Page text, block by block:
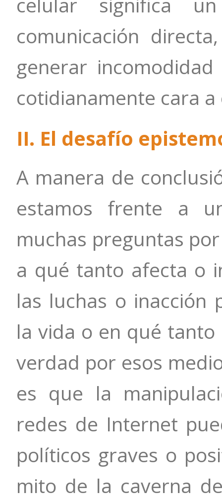
comunicación
generar
cotidianamente cara a
II. El desafío
A manera de
estamos frente a
muchas preguntas
a qué tanto afecta o
las luchas o inacción
la vida o en qué
verdad por esos
es que la
redes de Internet
políticos graves o
mito de la caverna